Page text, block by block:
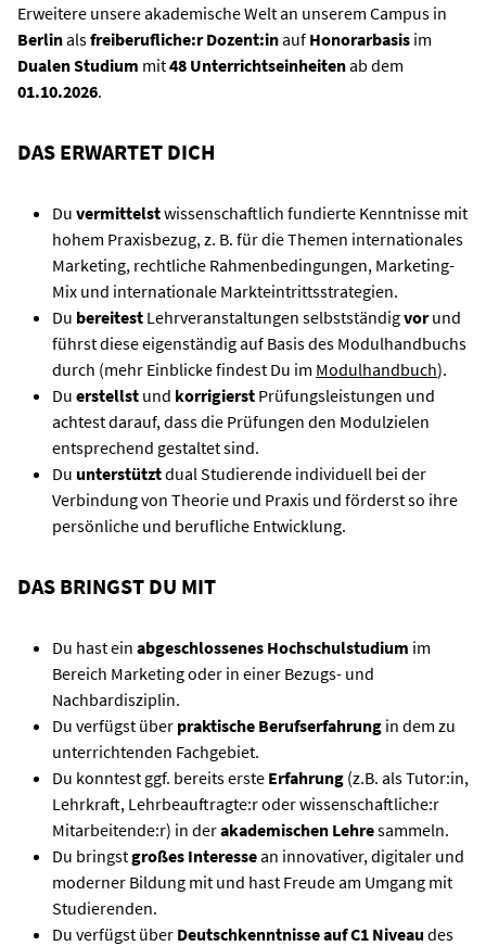
Erweitere unsere akademische Welt an unserem Campus in
Berlinalsfreiberufliche:r Dozent:inauf Honorarbasis im
Dualen Studium mit48 Unterrichtseinheitenab dem
01.10.2026.
DAS ERWARTET DICH
Du vermittelstwissenschaftlich fundierte Kenntnisse mit
hohem Praxisbezug, z. B. für die Themen internationales
Marketing, rechtliche Rahmenbedingungen, Marketing-
Mix und internationale Markteintrittsstrategien.
Du bereitest Lehrveranstaltungen selbstständigvorund
führst diese eigenständig auf Basis des Modulhandbuchs
durch (mehr Einblicke findest Du im Modulhandbuch).
Du erstellst und korrigierst Prüfungsleistungen und
achtest darauf, dass die Prüfungen den Modulzielen
entsprechend gestaltet sind.
Du unterstütztdual Studierende individuell bei der
Verbindung von Theorie und Praxis und förderst so ihre
persönliche und berufliche Entwicklung.
DAS BRINGST DU MIT
Du hast ein abgeschlossenes Hochschulstudium im
Bereich Marketing oder in einer Bezugs- und
Nachbardisziplin.
Du verfügst über praktische Berufserfahrung in dem zu
unterrichtenden Fachgebiet.
Du konntest ggf. bereits erste Erfahrung (z.B. als Tutor:in,
Lehrkraft, Lehrbeauftragte:r oder wissenschaftliche:r
Mitarbeitende:r) in derakademischen Lehresammeln.
Du bringstgroßes Interessean innovativer, digitaler und
moderner Bildung mit und hast Freude am Umgang mit
Studierenden.
Du verfügst über Deutschkenntnisse auf C1 Niveau des